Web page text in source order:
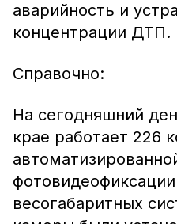
аварийность и
концентрации ДТП.
Справочно:
На сегодняшний
крае работает 226
весогабаритных